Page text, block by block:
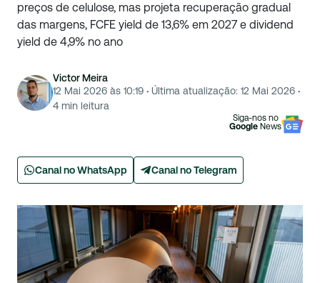
preços de celulose, mas projeta recuperação gradual
das margens, FCFE yield de 13,6% em 2027 e dividend
yield de 4,9% no ano
Victor Meira
12 Mai 2026 às 10:19 · Última atualização: 12 Mai 2026 ·
4min leitura
Siga-nos no
Google News
Canal no WhatsApp Canal no Telegram